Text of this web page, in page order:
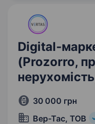
Digital-
(Prozorro,
30 000 грн
Вер-Тас, ТОВ